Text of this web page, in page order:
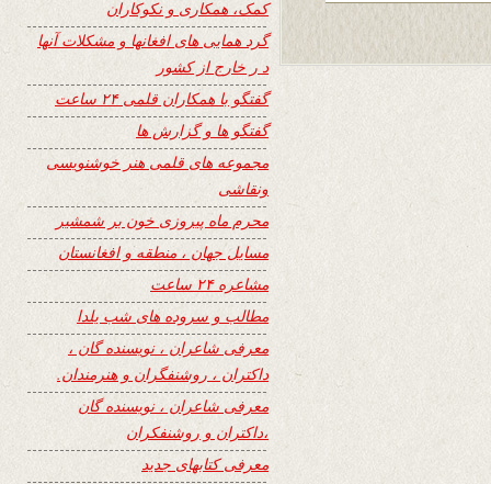
کمک، همکاری و نکوکاران
گرد همایی های افغانها و مشکلات آنها
د ر خارج از کشور
گفتگو با همکاران قلمی ۲۴ ساعت
گفتگو ها و گزارش ها
مجموعه های قلمی هنر خوشنویسی
ونقاشی
محرم ماه پیروزی خون بر شمشیر
مسایل جهان ، منطقه و افغانستان
مشاعره ۲۴ ساعت
مطالب و سروده های شب یلدا
معرفی شاعران ، نویسنده گان ،
داکتران ، روشنفگران و هنرمندان.
معرفی شاعران ، نویسنده گان
،داکتران و روشنفکران
معرفی کتابهای جدید